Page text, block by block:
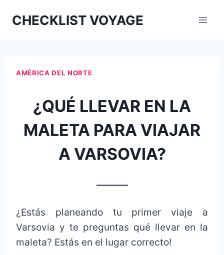
CHECKLIST VOYAGE
AMÉRICA DEL NORTE
¿QUÉ LLEVAR EN LA
MALETA PARA VIAJAR
A VARSOVIA?
¿Estás planeando tu primer viaje a
Varsovia y te preguntas qué llevar en la
maleta? Estás en el lugar correcto!